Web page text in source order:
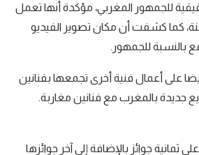
للجمهور المغربي، مؤكدة أنها تعمل
كما كشفت أن مكان تصوير الفيديو
بالنسبة للجمهور.
على أعمال فنية أخرى تجمعها بفنانين
جديدة بالمغرب مع فنانين مغاربة.
ثمانية جوائز بالإضافة إلى آخر جوائزها